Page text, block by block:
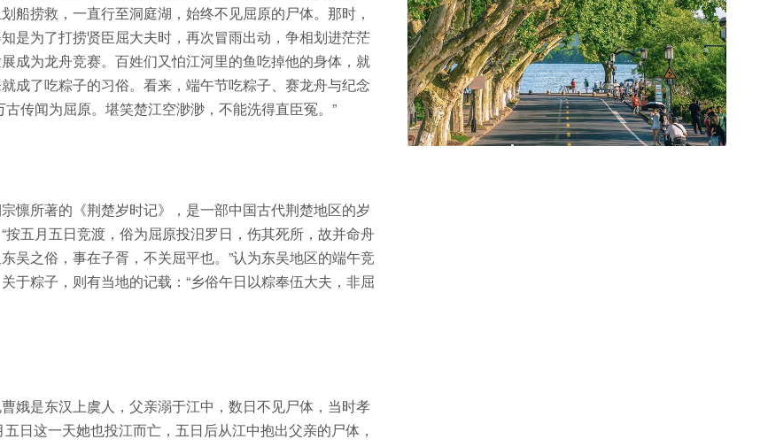
船捞救，一直行至洞庭湖，始终不见屈原的尸体。那时，
是为了打捞贤臣屈大夫时，再次冒雨出动，争相划进茫茫
成为龙舟竞赛。百姓们又怕江河里的鱼吃掉他的身体，就
成了吃粽子的习俗。看来，端午节吃粽子、赛龙舟与纪念
传闻为屈原。堪笑楚江空渺渺，不能洗得直臣冤。”
懔所著的《荆楚岁时记》，是一部中国古代荆楚地区的岁
五月五日竞渡，俗为屈原投汨罗日，伤其死所，故并命舟
之俗，事在子胥，不关屈平也。”认为东吴地区的端午竞
于粽子，则有当地的记载：“乡俗午日以粽奉伍大夫，非屈
娥是东汉上虞人，父亲溺于江中，数日不见尸体，当时孝
日这一天她也投江而亡，五日后从江中抱出父亲的尸体，